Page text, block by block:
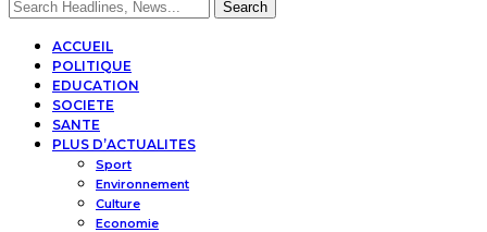
ACCUEIL
POLITIQUE
EDUCATION
SOCIETE
SANTE
PLUS D’ACTUALITES
Sport
Environnement
Culture
Economie